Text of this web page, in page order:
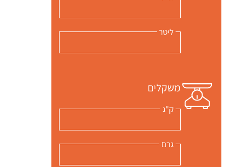
ליטר
משקלים
ק"ג
גרם